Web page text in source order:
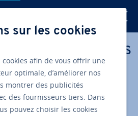
: Le processus
du trafic
sur les cookies
afin de vous offrir une
optimale, d’améliorer nos
montrer des publicités
des fournisseurs tiers. Dans
pouvez choisir les cookies